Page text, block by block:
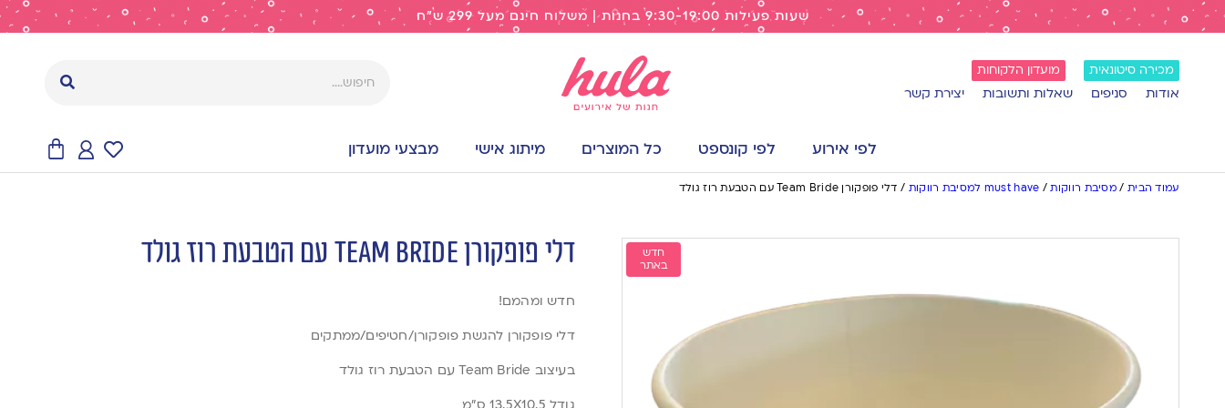
שעות פעילות 9:30-19:00 בחנות | משלוח חינם מעל 299 ש"ח
מכירה סיטונאית מועדון הלקוחות
אודות סניפים שאלות ותשובות יצירת קשר
לפי אירוע לפי קונספט כל המוצרים מיתוג אישי מבצעי מועדון
עמוד הבית / מסיבת רווקות/ must have למסיבת רווקות / דלי פופקורן Team Bride עם הטבעת רוז גולד
חדש
באתר
דלי פופקורן Team Bride עם הטבעת רוז גולד
חדש ומהמם!
דלי פופקורן להגשת פופקורן/חטיפים/ממתקים
בעיצוב Team Bride עם הטבעת רוז גולד